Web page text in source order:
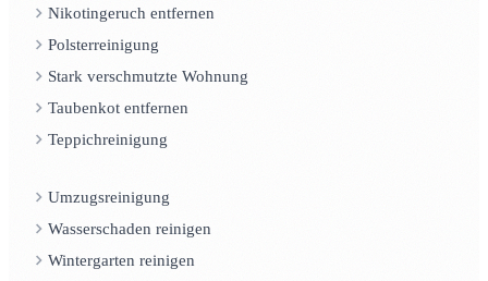
Nikotingeruch entfernen
Polsterreinigung
Stark verschmutzte Wohnung
Taubenkot entfernen
Teppichreinigung
Umzugsreinigung
Wasserschaden reinigen
Wintergarten reinigen